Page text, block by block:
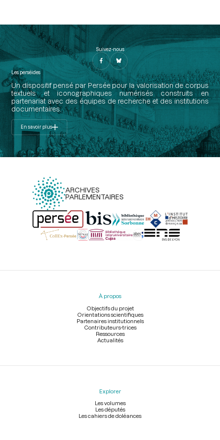
Suivez-nous
Les perséides
Un dispositif pensé par Persée pour la valorisation de corpus
textuels et iconographiques numérisés construits en
partenariat avec des équipes de recherche et des institutions
documentaires.
En savoir plus
ARCHIVES
PARLEMENTAIRES
Menu
À propos
Objectifs du projet
Orientations scientifiques
Partenaires institutionnels
Contributeurs-trices
Ressources
Actualités
Explorer
Les volumes
Les députés
Les cahiers de doléances